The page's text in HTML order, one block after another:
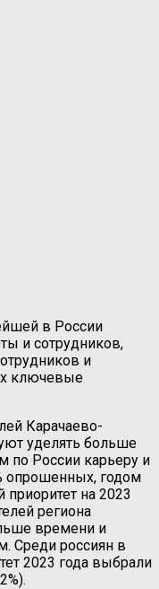
в России
и сотрудников,
и
ключевые
Карачаево-
уделять больше
по России карьеру и
опрошенных, годом
на 2023
региона
времени и
Среди россиян в
2023 года выбрали